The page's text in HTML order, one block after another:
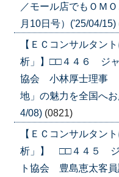
／モール店でもＯＭ
月10日号）('25/04/15)
【ＥＣコンサルタン
析」】□□４４６ ジャ
協会 小林厚士理事
地」の魅力を全国へ
4/08) (0821)
【ＥＣコンサルタン
析」】 □□４４５ ジ
ト協会 豊島恵太客